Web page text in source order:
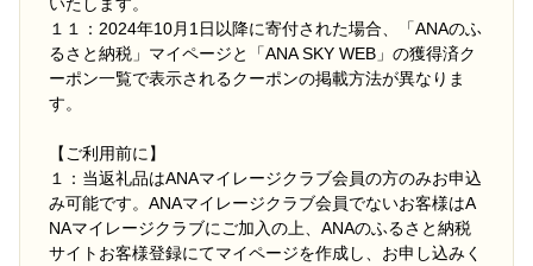
１１：2024年10月1日以降に寄付された場合、「ANAのふ
るさと納税」マイページと「ANA SKY WEB」の獲得済ク
ーポン一覧で表示されるクーポンの掲載方法が異なりま
す。
【ご利用前に】
１：当返礼品はANAマイレージクラブ会員の方のみお申込
み可能です。ANAマイレージクラブ会員でないお客様はA
NAマイレージクラブにご加入の上、ANAのふるさと納税
サイトお客様登録にてマイページを作成し、お申し込みく